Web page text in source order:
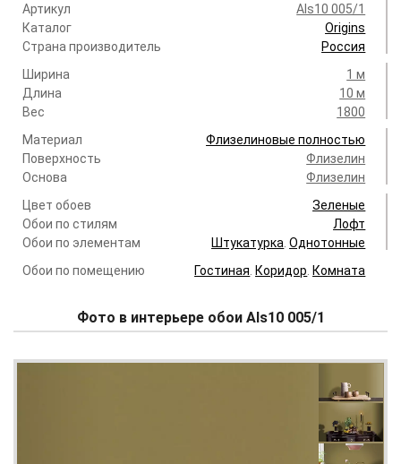
Артикул
Als10 005/1
Каталог
Origins
Страна производитель
Россия
Ширина
1 м
Длина
10 м
Вес
1800
Материал
Флизелиновые полностью
Поверхность
Флизелин
Основа
Флизелин
Цвет обоев
Зеленые
Обои по стилям
Лофт
Обои по элементам
Штукатурка .Однотонные
Обои по помещению
Гостиная .Коридор .Комната
Фото в интерьере обои Als10 005/1